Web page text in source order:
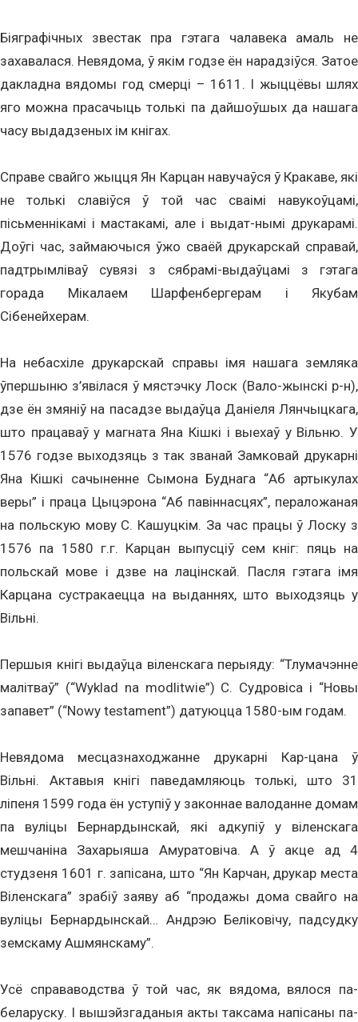
Біяграфічных звестак пра гэтага чалавека амаль не
захавалася. Невядома, ў якім годзе ён нарадзіўся. Затое
дакладна вядомы год смерці – 1611. І жыццёвы шлях
яго можна прасачыць толькі па дайшоўшых да нашага
часу выдадзеных ім кнігах.
Справе свайго жыцця Ян Карцан навучаўся ў Кракаве, які
не толькі славіўся ў той час сваімі навукоўцамі,
пісьменнікамі і мастакамі, але і выдат-нымі друкарамі.
Доўгі час, займаючыся ўжо сваёй друкарскай справай,
падтрымліваў сувязі з сябрамі-выдаўцамі з гэтага
горада Мікалаем Шарфенбергерам і Якубам
Сібенейхерам.
На небасхіле друкарскай справы імя нашага земляка
ўпершыню з’явілася ў мястэчку Лоск (Вало-жынскі р-н),
дзе ён змяніў на пасадзе выдаўца Даніеля Лянчыцкага,
што працаваў у магната Яна Кішкі і выехаў у Вільню. У
1576 годзе выходзяць з так званай Замковай друкарні
Яна Кішкі сачыненне Сымона Буднага “Аб артыкулах
веры” і праца Цыцэрона “Аб павіннасцях”, пераложаная
на польскую мову С. Кашуцкім. За час працы ў Лоску з
1576 па 1580 г.г. Карцан выпусціў сем кніг: пяць на
польскай мове і дзве на лацінскай. Пасля гэтага імя
Карцана сустракаецца на выданнях, што выходзяць у
Вільні.
Першыя кнігі выдаўца віленскага перыяду: “Тлумачэнне
малітваў” (“Wyklad na modlitwie”) С. Судровіса і “Новы
запавет” (“Nowy testament”) датуюцца 1580-ым годам.
Невядома месцазнаходжанне друкарні Кар-цана ў
Вільні. Актавыя кнігі паведамляюць толькі, што 31
ліпеня 1599 года ён уступіў у законнае валоданне домам
па вуліцы Бернардынскай, які адкупіў у віленскага
мешчаніна Захарыяша Амуратовіча. А ў акце ад 4
студзеня 1601 г. запісана, што “Ян Карчан, друкар места
Віленскага” зрабіў заяву аб “продажы дома свайго на
вуліцы Бернардынскай… Андрэю Беліковічу, падсудку
земскаму Ашмянскаму”.
Усё справаводства ў той час, як вядома, вялося па-
беларуску. І вышэйзгаданыя акты таксама напісаны па-